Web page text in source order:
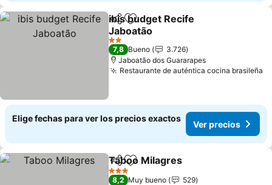
CompartirAgregar a favoritos
ibis budget Recife
Jaboatão
2 Estrellas
7,8 Bueno
3.726
Jaboatão dos Guararapes
Restaurante de auténtica cocina brasileña
Elige fechas para ver los precios exactos
Ver precios
Compartir
Agregar a favoritos
Taboo Milagres
3 Estrellas
8,2 Muy bueno
529